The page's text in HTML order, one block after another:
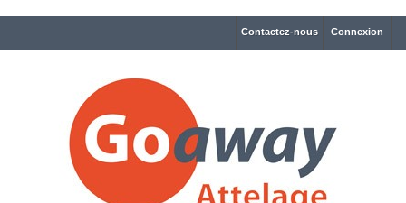
Connexion
Contactez-nous